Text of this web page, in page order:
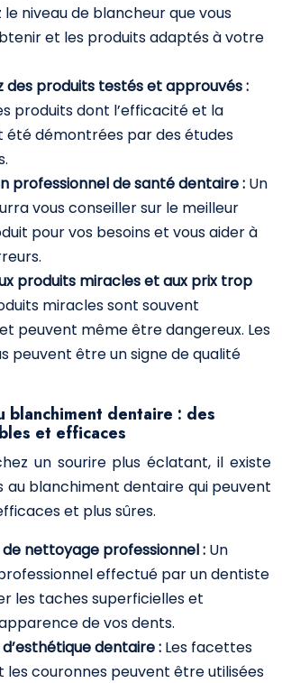
niveau de blancheur que vous
et les produits adaptés à votre
des produits testés et approuvés :
produits dont l’efficacité et la
été démontrées par des études
professionnel de santé dentaire : Un
vous conseiller sur le meilleur
pour vos besoins et vous aider à
produits miracles et aux prix trop
miracles sont souvent
peuvent même être dangereux. Les
peuvent être un signe de qualité
blanchiment dentaire : des
et efficaces
un sourire plus éclatant, il existe
au blanchiment dentaire qui peuvent
et plus sûres.
de nettoyage professionnel : Un
effectué par un dentiste
les taches superficielles et
de vos dents.
dentaire : Les facettes
les couronnes peuvent être utilisées